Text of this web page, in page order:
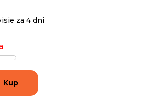
za 4 dni
Kup